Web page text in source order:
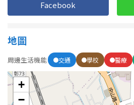
2房
4房
Facebook
地圖
周邊生活機能 交通 學校 醫療
+
−